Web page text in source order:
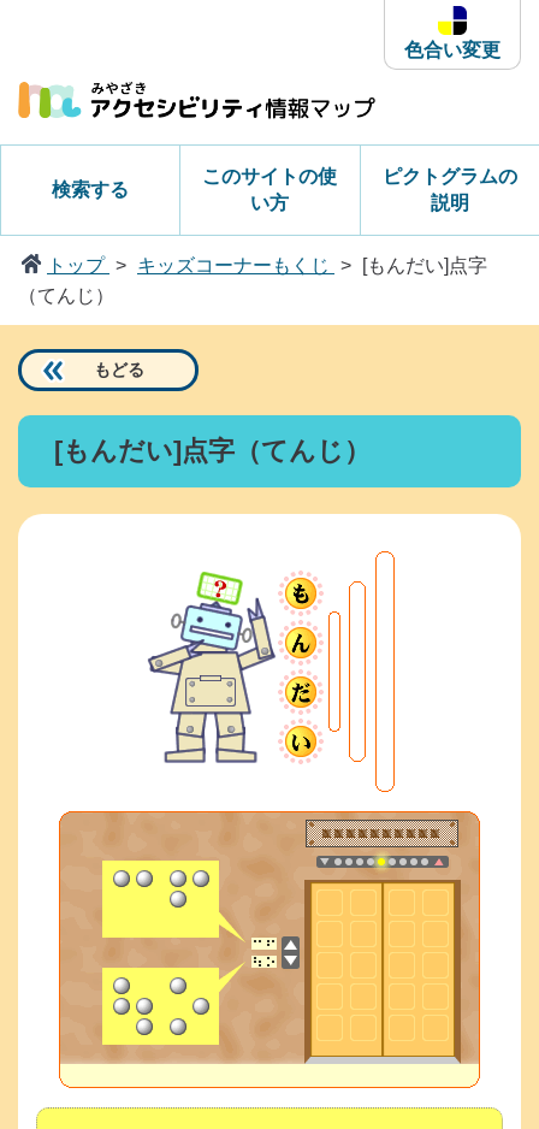
ス
色合い変更
検索する
このサイトの使
い方
ピクトグラムの
説明
トップ キッズコーナーもくじ
[もんだい]点字
（てんじ）
もどる
[もんだい]点字（てんじ）